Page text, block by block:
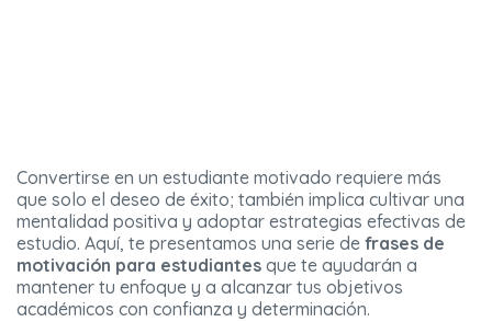
Convertirse en un estudiante motivado requiere más
que solo el deseo de éxito; también implica cultivar una
mentalidad positiva y adoptar estrategias efectivas de
estudio. Aquí, te presentamos una serie de frases de
motivación para estudiantes que te ayudarán a
mantener tu enfoque y a alcanzar tus objetivos
académicos con confianza y determinación.